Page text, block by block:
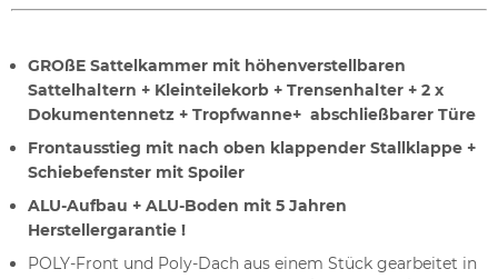
GROßE Sattelkammer mit höhenverstellbaren
Sattelhaltern + Kleinteilekorb + Trensenhalter + 2 x
Dokumentennetz + Tropfwanne+ abschließbarer Türe
Frontausstieg mit nach oben klappender Stallklappe +
Schiebefenster mit Spoiler
ALU-Aufbau + ALU-Boden mit 5 Jahren
Herstellergarantie !
POLY-Front und Poly-Dach aus einem Stück gearbeitet in